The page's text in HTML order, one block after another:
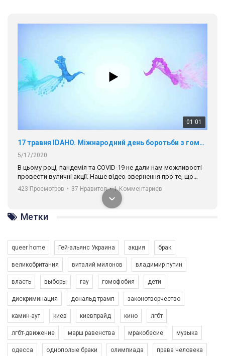
01:01
17 травня IDAHO. Міжнародний день боротьби з гомофобією трансфобією і біфобія.
5/17/2020
В цьому році, пандемія та COVІD-19 не дали нам можливості
провести вуличні акції. Наше відео-звернення про те, що
навіть коли ми у різних містах та не можемо зустрінеться, ми
разом. Ми закликаємо всіх хто поділяє цінності рівності та
солідарності, приєднатися до нас. Регіональні підрозділи
ГАУ є в 16 областях України.
Разом наш голос лунає гучніше!
423 Просмотров • 37 Нравится • 1 Комментариев
Зупинимо насильство проти ЛГБТ в Україні! Stop violence against LGBT in Ukraine!
6/30/2017
Метки
queer home Гей-альянс Украина акция брак
великобритания виталий милонов владимир путин
власть выборы гау гомофобия дети
дискриминация дональд трамп законотворчество
камин-аут киев киевпрайд кино лгбт
лгбт-движение марш равенства мракобесие музыка
одесса однополые браки олимпиада права человека